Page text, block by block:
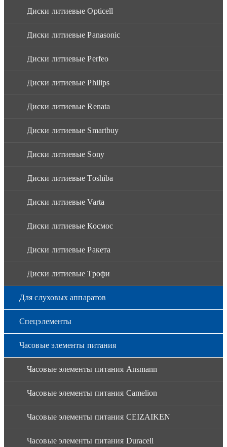
Диски литиевые Opticell
Диски литиевые Panasonic
Диски литиевые Perfeo
Диски литиевые Philips
Диски литиевые Renata
Диски литиевые Smartbuy
Диски литиевые Sony
Диски литиевые Toshiba
Диски литиевые Varta
Диски литиевые Космос
Диски литиевые Ракета
Диски литиевые Трофи
Для слуховых аппаратов
Спецэлементы
Часовые элементы питания
Часовые элементы питания Ansmann
Часовые элементы питания Camelion
Часовые элементы питания CEIZAIKEN
Часовые элементы питания Duracell